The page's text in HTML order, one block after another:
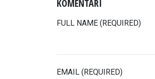
KOMENTARI
FULL NAME (REQUIRED)
EMAIL (REQUIRED)